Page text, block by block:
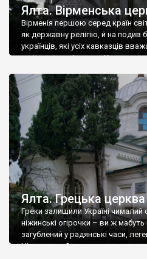
Ялта. Вірменська
Вірменія першою серед країн
як державну релігію, й на подив
українців, які усіх кавказців
є відданими вірянами Христа
Ялта. Грецька
Греки залишили Україні
ніжинські огірочки – ви ж мабуть
загублений у радянські часи,
Ніжин греки?